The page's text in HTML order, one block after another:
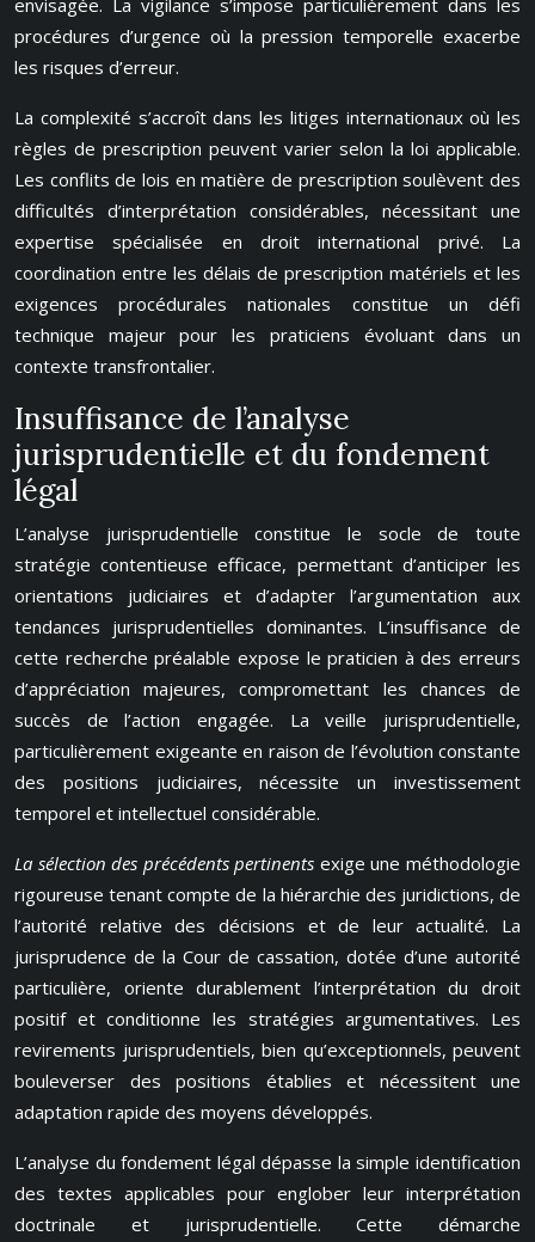
envisagée. La vigilance s’impose particulièrement dans les
procédures d’urgence où la pression temporelle exacerbe
les risques d’erreur.
La complexité s’accroît dans les litiges internationaux où les
règles de prescription peuvent varier selon la loi applicable.
Les conflits de lois en matière de prescription soulèvent des
difficultés d’interprétation considérables, nécessitant une
expertise spécialisée en droit international privé. La
coordination entre les délais de prescription matériels et les
exigences procédurales nationales constitue un défi
technique majeur pour les praticiens évoluant dans un
contexte transfrontalier.
Insuffisance de l’analyse
jurisprudentielle et du fondement
légal
L’analyse jurisprudentielle constitue le socle de toute
stratégie contentieuse efficace, permettant d’anticiper les
orientations judiciaires et d’adapter l’argumentation aux
tendances jurisprudentielles dominantes. L’insuffisance de
cette recherche préalable expose le praticien à des erreurs
d’appréciation majeures, compromettant les chances de
succès de l’action engagée. La veille jurisprudentielle,
particulièrement exigeante en raison de l’évolution constante
des positions judiciaires, nécessite un investissement
temporel et intellectuel considérable.
La sélection des précédents pertinents exige une méthodologie
rigoureuse tenant compte de la hiérarchie des juridictions, de
l’autorité relative des décisions et de leur actualité. La
jurisprudence de la Cour de cassation, dotée d’une autorité
particulière, oriente durablement l’interprétation du droit
positif et conditionne les stratégies argumentatives. Les
revirements jurisprudentiels, bien qu’exceptionnels, peuvent
bouleverser des positions établies et nécessitent une
adaptation rapide des moyens développés.
L’analyse du fondement légal dépasse la simple identification
des textes applicables pour englober leur interprétation
doctrinale et jurisprudentielle. Cette démarche